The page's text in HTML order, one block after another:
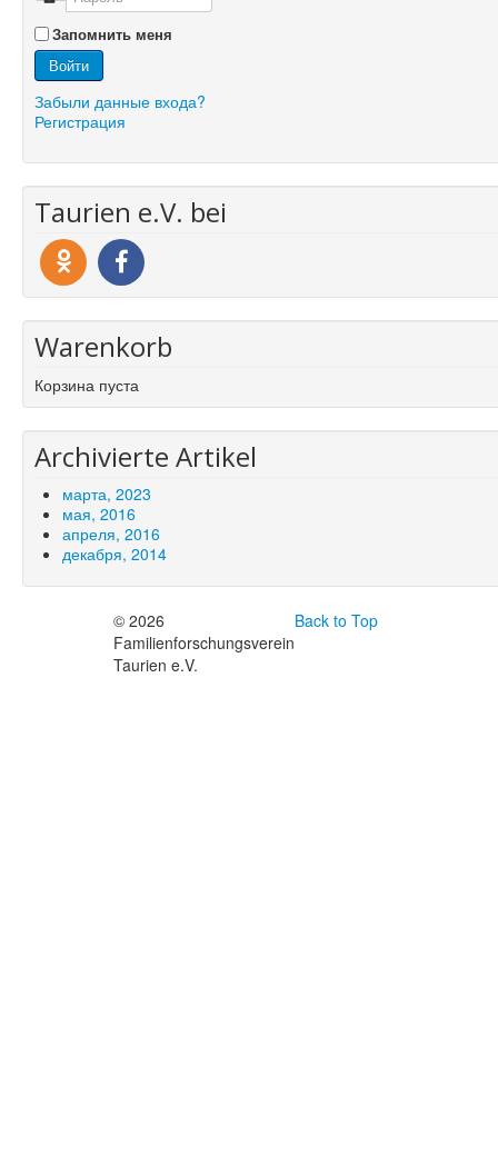
Запомнить меня
Войти
Забыли данные входа?
Регистрация
Taurien e.V. bei
Warenkorb
Корзина пуста
Archivierte Artikel
марта, 2023
мая, 2016
апреля, 2016
декабря, 2014
Back to Top
© 2026
Familienforschungsverein
Taurien e.V.